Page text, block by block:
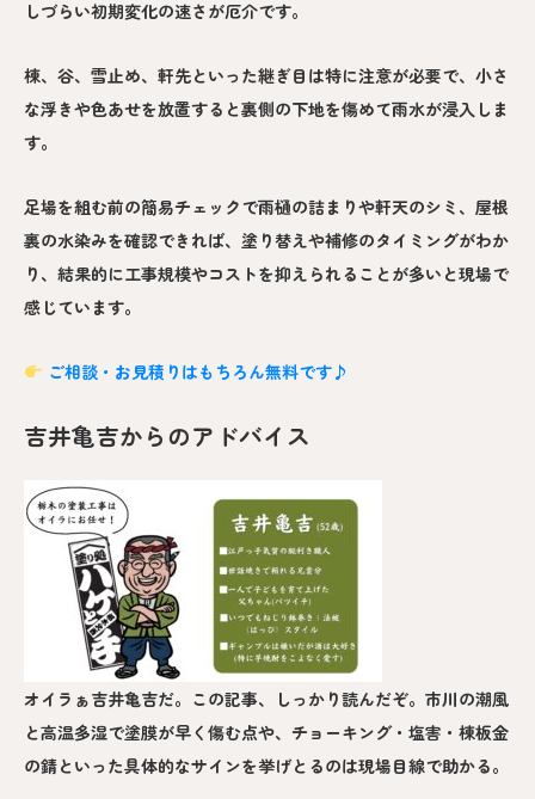
しづらい初期変化の速さが厄介です。
棟、谷、雪止め、軒先といった継ぎ目は特に注意が必要で、小さ
な浮きや色あせを放置すると裏側の下地を傷めて雨水が浸入しま
す。
足場を組む前の簡易チェックで雨樋の詰まりや軒天のシミ、屋根
裏の水染みを確認できれば、塗り替えや補修のタイミングがわか
り、結果的に工事規模やコストを抑えられることが多いと現場で
感じています。
ご相談・お見積りはもちろん無料です♪
吉井亀吉からのアドバイス
オイラぁ吉井亀吉だ。この記事、しっかり読んだぞ。市川の潮風
と高温多湿で塗膜が早く傷む点や、チョーキング・塩害・棟板金
の錆といった具体的なサインを挙げとるのは現場目線で助かる。